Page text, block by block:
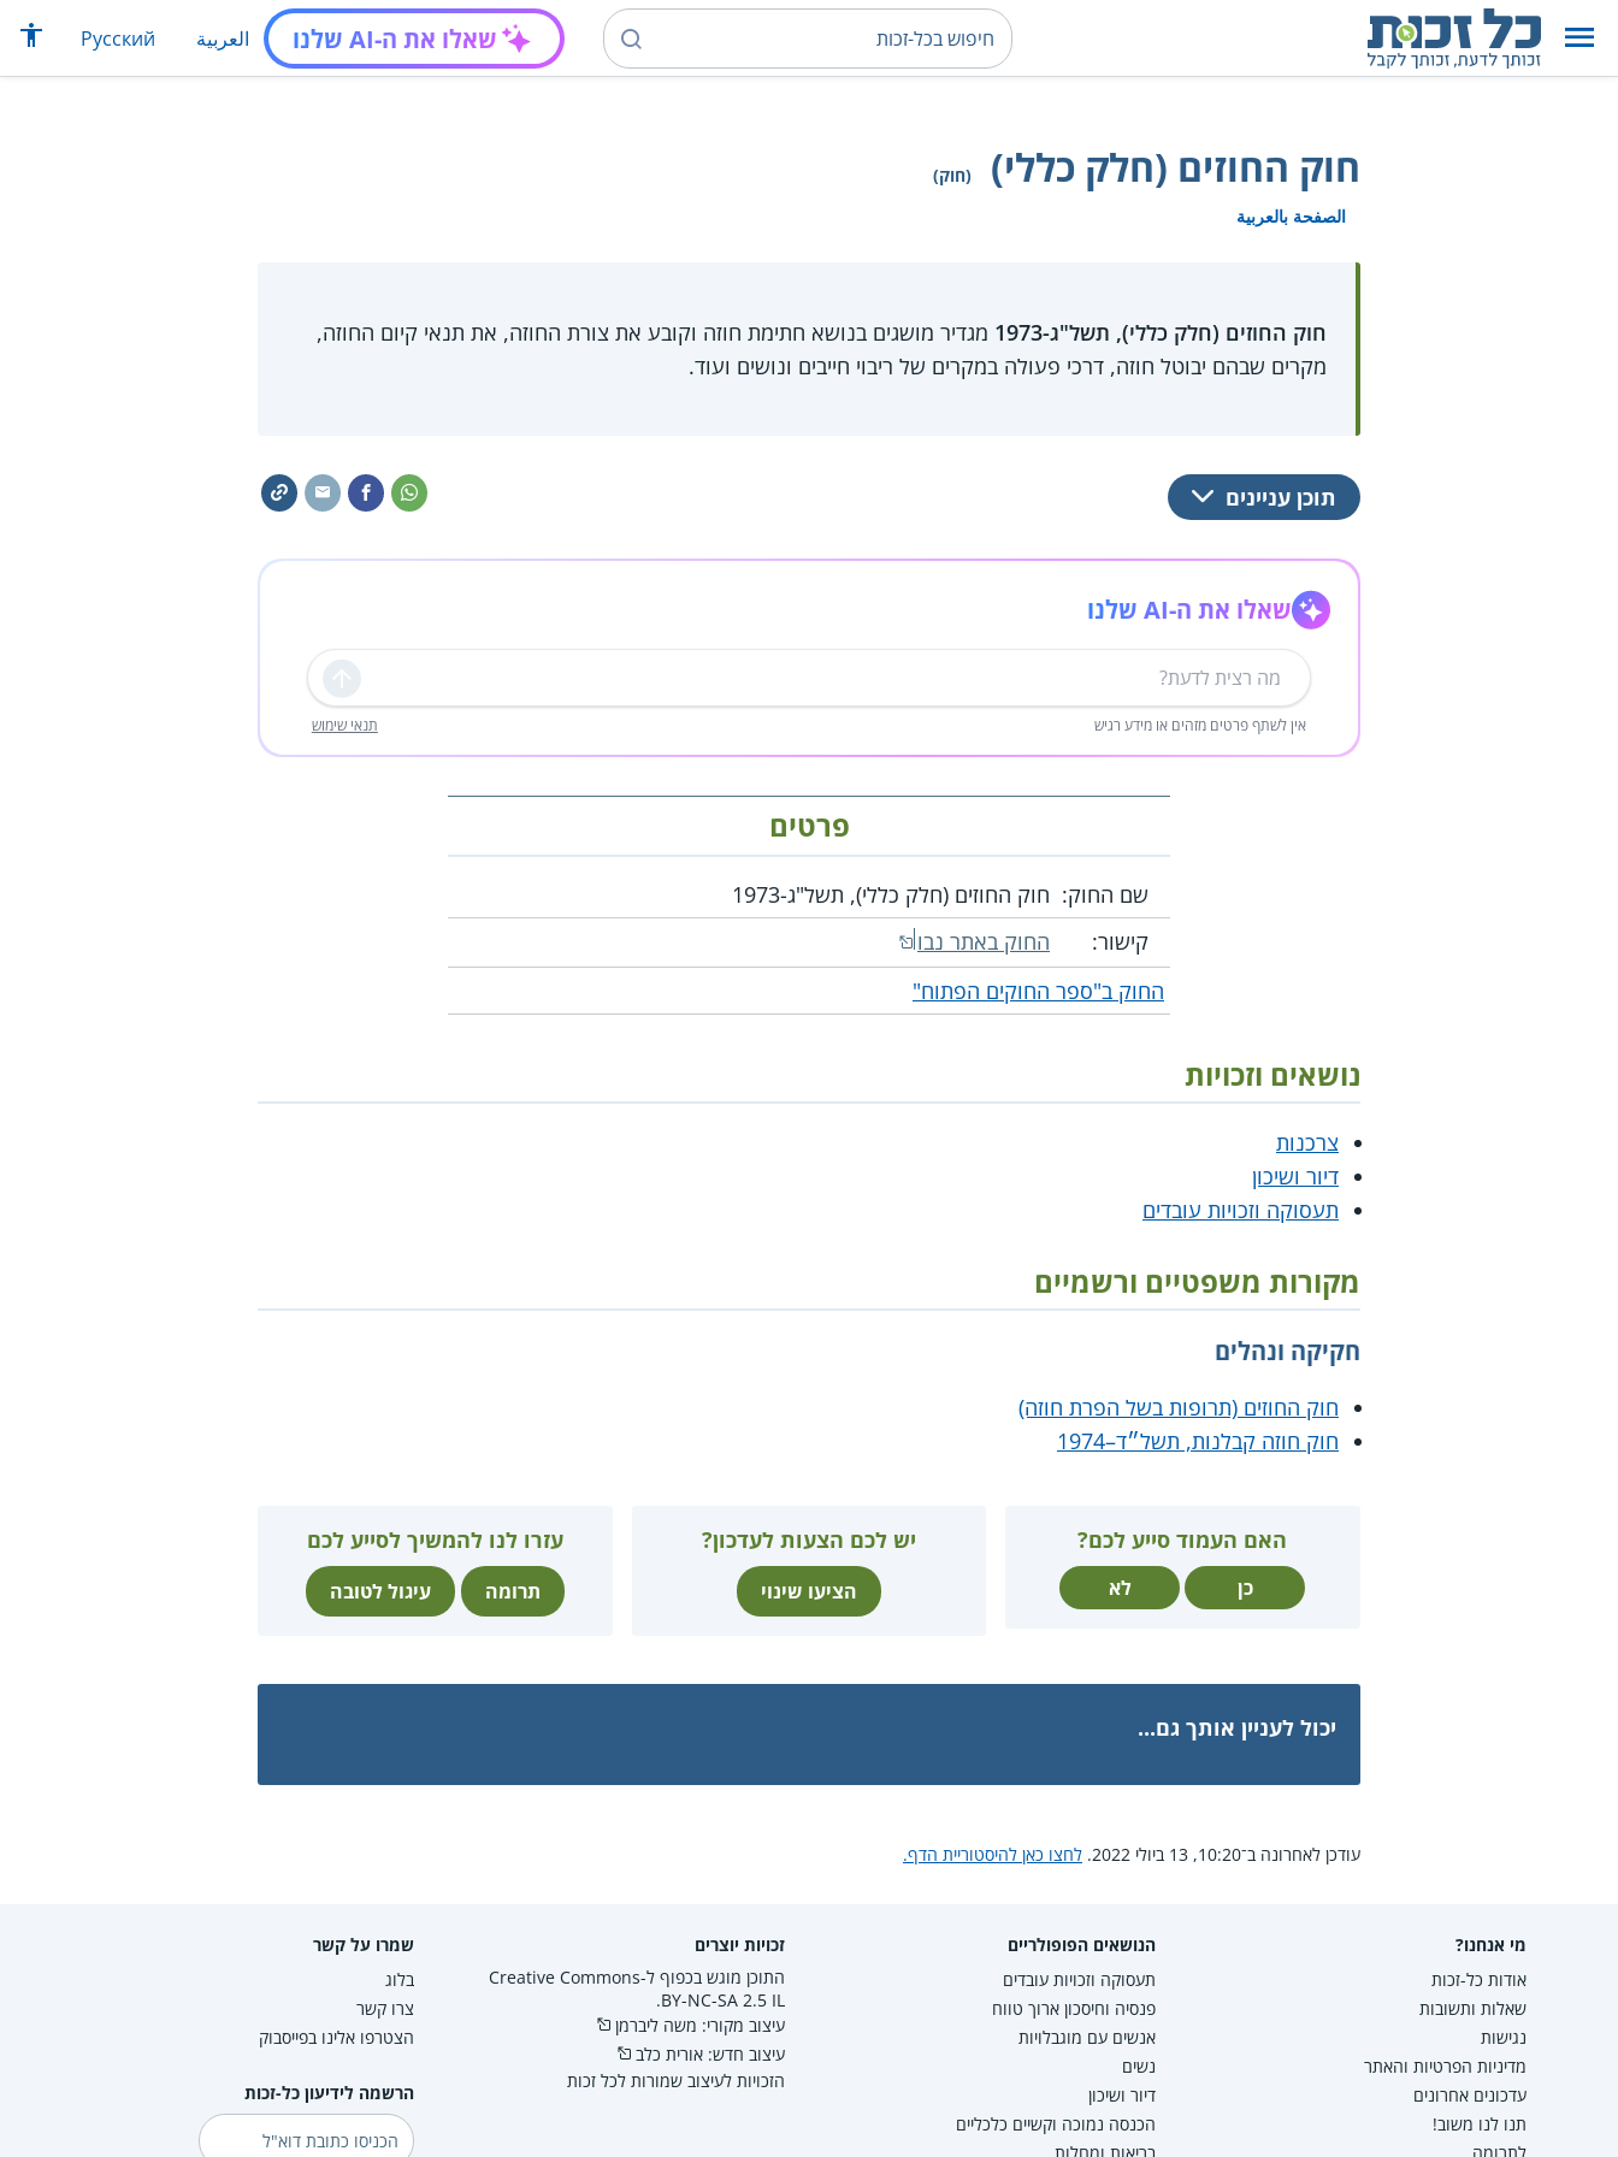
שאלו את ה-AI שלנו العربية Русский
חוק החוזים (חלק כללי)
(חוק)
الصفحة بالعربية
חוק החוזים (חלק כללי), תשל"ג-1973
מגדיר מושגים בנושא חתימת חוזה וקובע את צורת החוזה, את תנאי קיום החוזה,
מקרים שבהם יבוטל חוזה, דרכי פעולה במקרים של ריבוי חייבים ונושים ועוד.
תוכן עניינים
שאלו את ה-AI שלנו
שליחה
אין לשתף פרטים מזהים או מידע רגיש תנאי שימוש
פרטים
שם החוק: חוק החוזים (חלק כללי), תשל"ג-1973
קישור:
החוק באתר נבו
החוק ב"ספר החוקים הפתוח"
נושאים וזכויות
צרכנות
דיור ושיכון
תעסוקה וזכויות עובדים
מקורות משפטיים ורשמיים
חקיקה ונהלים
חוק החוזים (תרופות בשל הפרת חוזה)
חוק חוזה קבלנות, תשל״ד–1974
האם העמוד סייע לכם?
כן לא
יש לכם הצעות לעדכון?
הציעו שינוי
עזרו לנו להמשיך לסייע לכם
תרומה עיגול לטובה
יכול לעניין אותך גם...
עודכן לאחרונה ב־10:20, 13 ביולי 2022. לחצו כאן להיסטוריית הדף.
מי אנחנו?
אודות כל-זכות
שאלות ותשובות
נגישות
מדיניות הפרטיות והאתר
עדכונים אחרונים
תנו לנו משוב!
הנושאים הפופולריים
תעסוקה וזכויות עובדים
פנסיה וחיסכון ארוך טווח
אנשים עם מוגבלויות
נשים
דיור ושיכון
הכנסה נמוכה וקשיים כלכליים
זכויות יוצרים
התוכן מוגש בכפוף ל-Creative Commons
BY-NC-SA 2.5 IL.
עיצוב מקורי: משה ליברמן
עיצוב חדש: אורית כלב
הזכויות לעיצוב שמורות לכל זכות
שמרו על קשר
בלוג
צרו קשר
הצטרפו אלינו בפייסבוק
הרשמה לידיעון כל-זכות
דוא"ל